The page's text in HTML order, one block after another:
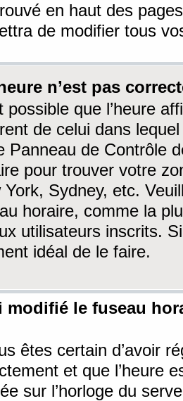
en haut des
de modifier tous
n’est pas
possible que l’heure
de celui dans
Panneau de Contrôle
pour trouver votre
York, Sydney, etc.
horaire, comme la
utilisateurs inscrits.
idéal de le faire.
modifié le fuseau
êtes certain d’avoir
et que l’heure
sur l’horloge du